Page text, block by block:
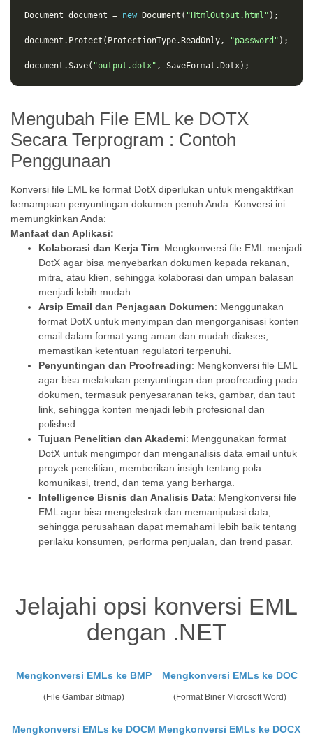
Document document = new Document ( "HtmlOutput.html" );
document . Protect ( ProtectionType. ReadOnly, "password" );
document .Save( "output.dotx" , SaveFormat . Dotx);
Mengubah File EML ke DOTX
Secara Terprogram : Contoh
Penggunaan
Konversi file EML ke format DotX diperlukan untuk mengaktifkan
kemampuan penyuntingan dokumen penuh Anda. Konversi ini
memungkinkan Anda:
Manfaat dan Aplikasi:
Kolaborasi dan Kerja Tim: Mengkonversi file EML menjadi
DotX agar bisa menyebarkan dokumen kepada rekanan,
mitra, atau klien, sehingga kolaborasi dan umpan balasan
menjadi lebih mudah.
Arsip Email dan Penjagaan Dokumen: Menggunakan
format DotX untuk menyimpan dan mengorganisasi konten
email dalam format yang aman dan mudah diakses,
memastikan ketentuan regulatori terpenuhi.
Penyuntingan dan Proofreading: Mengkonversi file EML
agar bisa melakukan penyuntingan dan proofreading pada
dokumen, termasuk penyesaranan teks, gambar, dan taut
link, sehingga konten menjadi lebih profesional dan
polished.
Tujuan Penelitian dan Akademi: Menggunakan format
DotX untuk mengimpor dan menganalisis data email untuk
proyek penelitian, memberikan insigh tentang pola
komunikasi, trend, dan tema yang berharga.
Intelligence Bisnis dan Analisis Data: Mengkonversi file
EML agar bisa mengekstrak dan memanipulasi data,
sehingga perusahaan dapat memahami lebih baik tentang
perilaku konsumen, performa penjualan, dan trend pasar.
Jelajahi opsi konversi EML
dengan .NET
Mengkonversi EMLs ke BMP
(File Gambar Bitmap)
Mengkonversi EMLs ke DOC
(Format Biner Microsoft Word)
Mengkonversi EMLs ke DOCM Mengkonversi EMLs ke DOCX